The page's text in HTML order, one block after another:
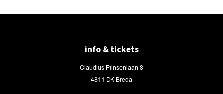
info & tickets
Claudius Prinsenlaan 8
4811 DK Breda